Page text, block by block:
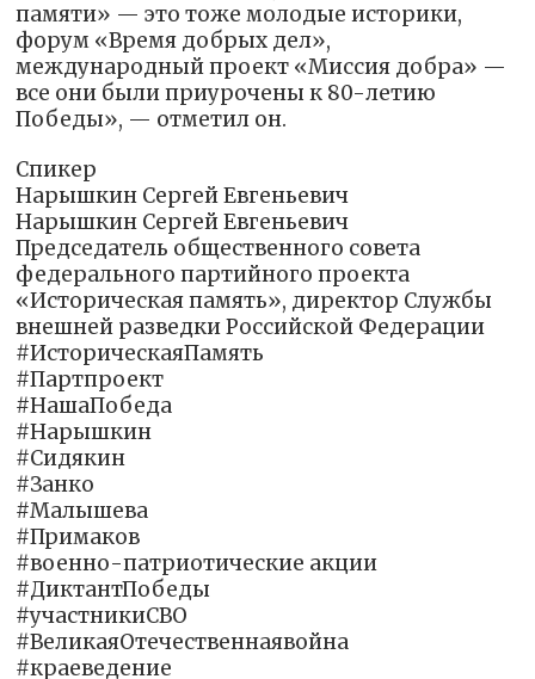
памяти» — это тоже молодые историки,
форум «Время добрых дел»,
международный проект «Миссия добра» —
все они были приурочены к 80-летию
Победы», — отметил он.
Спикер
Нарышкин Сергей Евгеньевич
Нарышкин Сергей Евгеньевич
Председатель общественного совета
федерального партийного проекта
«Историческая память», директор Службы
внешней разведки Российской Федерации
#ИсторическаяПамять
#Партпроект
#НашаПобеда
#Нарышкин
#Сидякин
#Занко
#Малышева
#Примаков
#военно-патриотические акции
#ДиктантПобеды
#участникиСВО
#ВеликаяОтечественнаявойна
#краеведение